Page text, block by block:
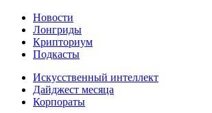
Новости
Лонгриды
Крипториум
Подкасты
Искусственный интеллект
Дайджест месяца
Корпораты